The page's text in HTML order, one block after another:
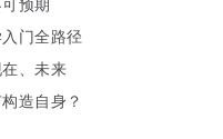
预期
门全路径
、未来
造自身？